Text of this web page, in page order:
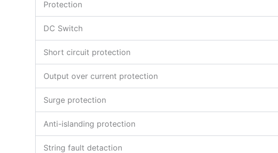
Protection
DC Switch
Short circuit protection
Output over current protection
Surge protection
Anti-islanding protection
String fault detaction